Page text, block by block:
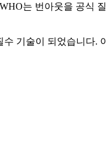
는 번아웃을 공
기술이 되었습니다